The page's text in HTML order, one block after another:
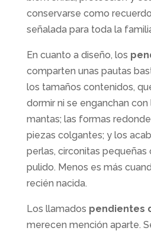
conservarse como
señalada para toda la
En cuanto a diseño, los
comparten unas pautas
los tamaños contenidos,
dormir ni se enganchan con
mantas; las formas
piezas colgantes; y los
perlas, circonitas
pulido. Menos es más
recién nacida.
Los llamados pendientes
merecen mención aparte.